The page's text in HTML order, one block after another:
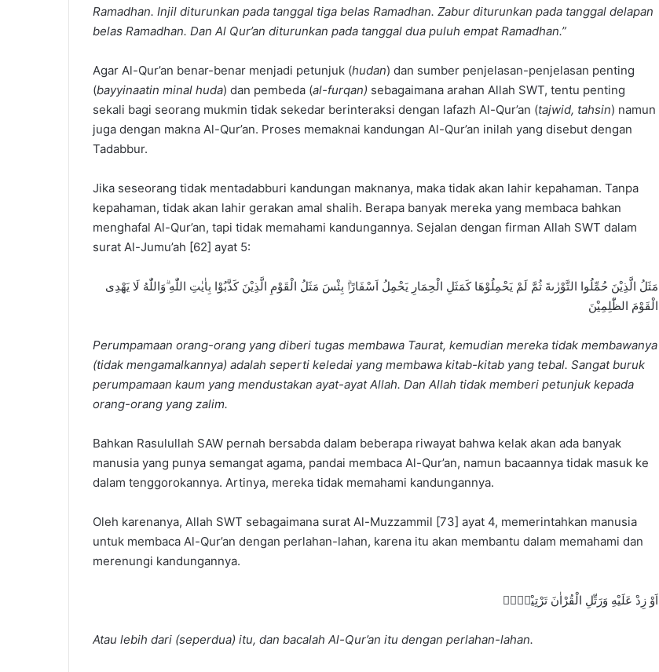
Ramadhan. Injil diturunkan pada tanggal tiga belas Ramadhan. Zabur diturunkan pada tanggal delapan
belas Ramadhan. Dan Al Qur’an diturunkan pada tanggal dua puluh empat Ramadhan.”
Agar Al-Qur’an benar-benar menjadi petunjuk (hudan) dan sumber penjelasan-penjelasan penting
(bayyinaatin minal huda) dan pembeda (al-furqan) sebagaimana arahan Allah SWT, tentu penting
sekali bagi seorang mukmin tidak sekedar berinteraksi dengan lafazh Al-Qur’an (tajwid, tahsin) namun
juga dengan makna Al-Qur’an. Proses memaknai kandungan Al-Qur’an inilah yang disebut dengan
Tadabbur.
Jika seseorang tidak mentadabburi kandungan maknanya, maka tidak akan lahir kepahaman. Tanpa
kepahaman, tidak akan lahir gerakan amal shalih. Berapa banyak mereka yang membaca bahkan
menghafal Al-Qur’an, tapi tidak memahami kandungannya. Sejalan dengan firman Allah SWT dalam
surat Al-Jumu’ah [62] ayat 5:
مَثَلُ الَّذِيْنَ حُمِّلُوا التَّوْرٰىةَ ثُمَّ لَمْ يَحْمِلُوْهَا كَمَثَلِ الْحِمَارِ يَحْمِلُ اَسْفَارًاۗ بِئْسَ مَثَلُ الْقَوْمِ الَّذِيْنَ كَذَّبُوْا بِاٰيٰتِ اللّٰهِ ۗوَاللّٰهُ لَا يَهْدِى
الْقَوْمَ الظّٰلِمِيْنَ
Perumpamaan orang-orang yang diberi tugas membawa Taurat, kemudian mereka tidak membawanya
(tidak mengamalkannya) adalah seperti keledai yang membawa kitab-kitab yang tebal. Sangat buruk
perumpamaan kaum yang mendustakan ayat-ayat Allah. Dan Allah tidak memberi petunjuk kepada
orang-orang yang zalim.
Bahkan Rasulullah SAW pernah bersabda dalam beberapa riwayat bahwa kelak akan ada banyak
manusia yang punya semangat agama, pandai membaca Al-Qur’an, namun bacaannya tidak masuk ke
dalam tenggorokannya. Artinya, mereka tidak memahami kandungannya.
Oleh karenanya, Allah SWT sebagaimana surat Al-Muzzammil [73] ayat 4, memerintahkan manusia
untuk membaca Al-Qur’an dengan perlahan-lahan, karena itu akan membantu dalam memahami dan
merenungi kandungannya.
اَوْ زِدْ عَلَيْهِ وَرَتِّلِ الْقُرْاٰنَ تَرْتِيْلًاۗ
Atau lebih dari (seperdua) itu, dan bacalah Al-Qur’an itu dengan perlahan-lahan.